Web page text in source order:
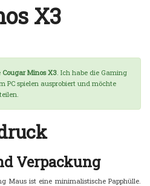
X3
Cougar Minos X3. Ich habe die Gaming
PC spielen ausprobiert und möchte
Verpackung
Maus ist eine minimalistische Papphülle.